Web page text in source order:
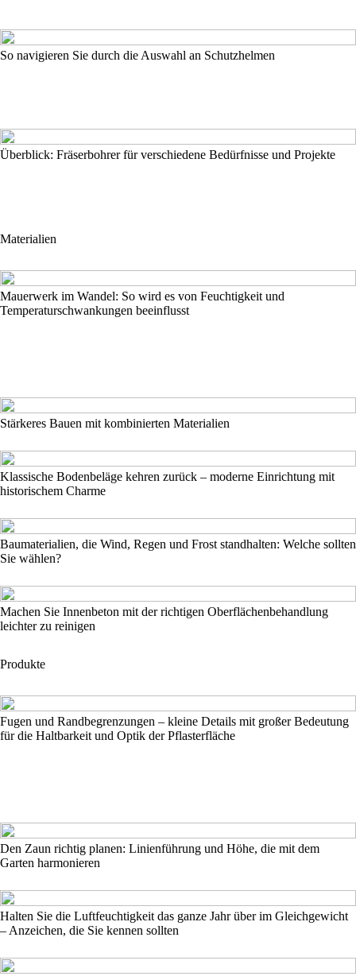
So navigieren Sie durch die Auswahl an Schutzhelmen
Überblick: Fräserbohrer für verschiedene Bedürfnisse und Projekte
Materialien
Mauerwerk im Wandel: So wird es von Feuchtigkeit und
Temperaturschwankungen beeinflusst
Stärkeres Bauen mit kombinierten Materialien
Klassische Bodenbeläge kehren zurück – moderne Einrichtung mit
historischem Charme
Baumaterialien, die Wind, Regen und Frost standhalten: Welche sollten
Sie wählen?
Machen Sie Innenbeton mit der richtigen Oberflächenbehandlung
leichter zu reinigen
Produkte
Fugen und Randbegrenzungen – kleine Details mit großer Bedeutung
für die Haltbarkeit und Optik der Pflasterfläche
Den Zaun richtig planen: Linienführung und Höhe, die mit dem
Garten harmonieren
Halten Sie die Luftfeuchtigkeit das ganze Jahr über im Gleichgewicht
– Anzeichen, die Sie kennen sollten